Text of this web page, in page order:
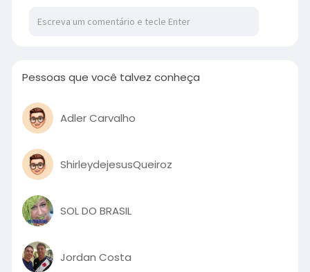
Pessoas que você talvez conheça
Adler Carvalho
ShirleydejesusQueiroz
SOL DO BRASIL
Jordan Costa